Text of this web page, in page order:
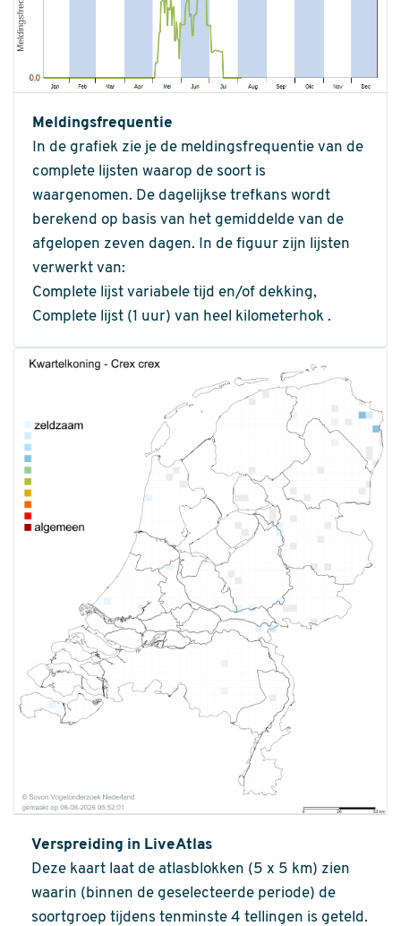
Meldingsfrequentie
In de grafiek zie je de meldingsfrequentie van de
complete lijsten waarop de soort is
waargenomen. De dagelijkse trefkans wordt
berekend op basis van het gemiddelde van de
afgelopen zeven dagen. In de figuur zijn lijsten
verwerkt van:
Complete lijst variabele tijd en/of dekking,
Complete lijst (1 uur) van heel kilometerhok .
Verspreiding in LiveAtlas
Deze kaart laat de atlasblokken (5 x 5 km) zien
waarin (binnen de geselecteerde periode) de
soortgroep tijdens tenminste 4 tellingen is geteld.